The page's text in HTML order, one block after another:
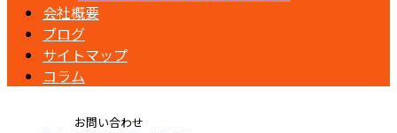
会社概要
ブログ
サイトマップ
コラム
お問い合わせ